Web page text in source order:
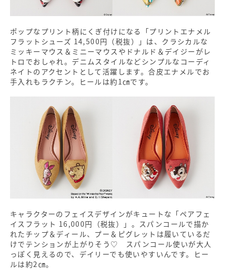
ポップなプリント柄にくぎ付けになる「プリントエナメル
フラットシューズ 14,500円（税抜）」は、クラシカルな
ミッキーマウス＆ミニーマウスやドナルド＆デイジーがレ
トロでおしゃれ。デニムスタイルなどシンプルなコーディ
ネイトのアクセントとして活躍します。合皮エナメルでお
手入れもラクチン。ヒールは約1㎝です。
キャラクターのフェイスデザインがキュートな「ペアフェ
イスフラット 16,000円（税抜）」。スパンコールで描か
れたチップ＆ディール、プー＆ピグレットは履いているだ
けでテンションが上がりそう♡ スパンコール使いが大人
っぽく見えるので、デイリーでも使いやすいんです。ヒー
ルは約2㎝。